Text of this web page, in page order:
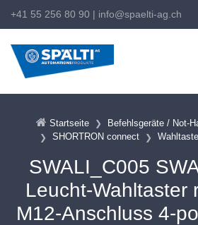
+41 55 256 80 90 | info@spaelti-ag.ch
Startseite Befehlsgeräte / Not-
SHORTRON connect
Wahltaste
SWALI_C005
Leucht-Wahltaster
M12-Anschluss 4-